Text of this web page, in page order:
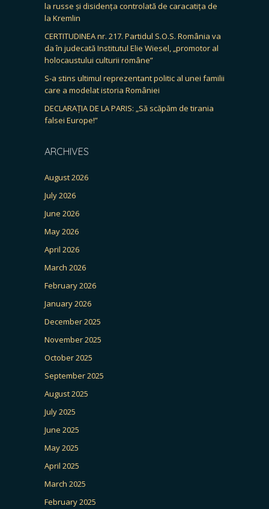
la russe și disidența controlată de caracatița de
la Kremlin
CERTITUDINEA nr. 217. Partidul S.O.S. România va
da în judecată Institutul Elie Wiesel, „promotor al
holocaustului culturii române”
S-a stins ultimul reprezentant politic al unei familii
care a modelat istoria României
DECLARAȚIA DE LA PARIS: „Să scăpăm de tirania
falsei Europe!”
ARCHIVES
August 2026
July 2026
June 2026
May 2026
April 2026
March 2026
February 2026
January 2026
December 2025
November 2025
October 2025
September 2025
August 2025
July 2025
June 2025
May 2025
April 2025
March 2025
February 2025